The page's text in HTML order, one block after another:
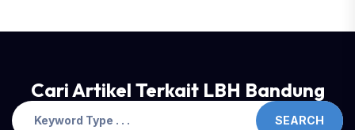
Cari Artikel Terkait LBH Bandung
SEARCH